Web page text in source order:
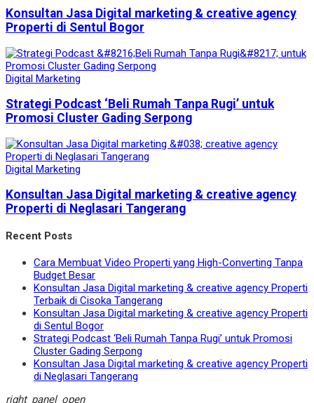
Konsultan Jasa Digital marketing & creative agency
Properti di Sentul Bogor
Digital Marketing
Strategi Podcast ‘Beli Rumah Tanpa Rugi’ untuk
Promosi Cluster Gading Serpong
Digital Marketing
Konsultan Jasa Digital marketing & creative agency
Properti di Neglasari Tangerang
Recent Posts
Cara Membuat Video Properti yang High-Converting Tanpa
Budget Besar
Konsultan Jasa Digital marketing & creative agency Properti
Terbaik di Cisoka Tangerang
Konsultan Jasa Digital marketing & creative agency Properti
di Sentul Bogor
Strategi Podcast ‘Beli Rumah Tanpa Rugi’ untuk Promosi
Cluster Gading Serpong
Konsultan Jasa Digital marketing & creative agency Properti
di Neglasari Tangerang
right_panel_open